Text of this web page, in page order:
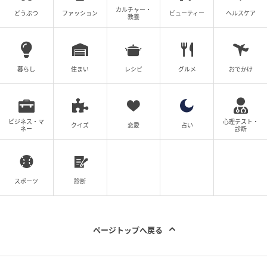
どうぶつ ファッション
カルチャー・
教養
ビューティー ヘルスケア
暮らし 住まい レシピ グルメ おでかけ
ビジネス・マ
ネー
クイズ 恋愛 占い
心理テスト・
診断
スポーツ 診断
ページトップへ戻る